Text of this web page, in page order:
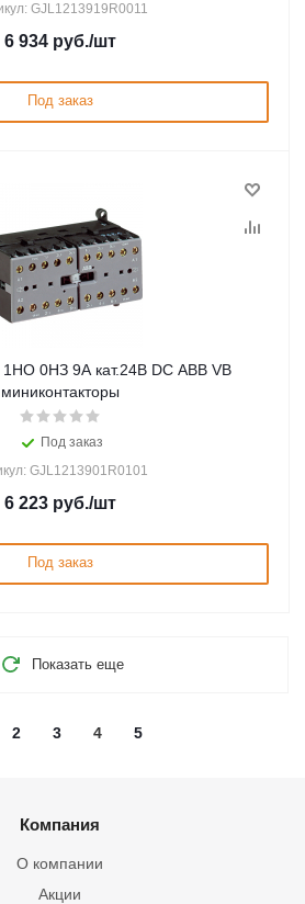
GJL1213919R0011
6 934 руб./шт
Под заказ
1НО 0НЗ 9А кат.24В DC ABB VB
миниконтакторы
Под заказ
GJL1213901R0101
6 223 руб./шт
Под заказ
Показать еще
2 3 4 5
Компания
О компании
Акции